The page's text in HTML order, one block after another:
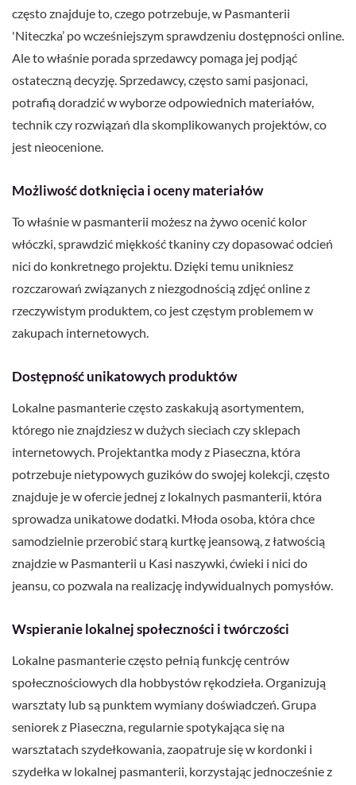
często znajduje to, czego potrzebuje, w Pasmanterii
'Niteczka’ po wcześniejszym sprawdzeniu dostępności online.
Ale to właśnie porada sprzedawcy pomaga jej podjąć
ostateczną decyzję. Sprzedawcy, często sami pasjonaci,
potrafią doradzić w wyborze odpowiednich materiałów,
technik czy rozwiązań dla skomplikowanych projektów, co
jest nieocenione.
Możliwość dotknięcia i oceny materiałów
To właśnie w pasmanterii możesz na żywo ocenić kolor
włóczki, sprawdzić miękkość tkaniny czy dopasować odcień
nici do konkretnego projektu. Dzięki temu unikniesz
rozczarowań związanych z niezgodnością zdjęć online z
rzeczywistym produktem, co jest częstym problemem w
zakupach internetowych.
Dostępność unikatowych produktów
Lokalne pasmanterie często zaskakują asortymentem,
którego nie znajdziesz w dużych sieciach czy sklepach
internetowych. Projektantka mody z Piaseczna, która
potrzebuje nietypowych guzików do swojej kolekcji, często
znajduje je w ofercie jednej z lokalnych pasmanterii, która
sprowadza unikatowe dodatki. Młoda osoba, która chce
samodzielnie przerobić starą kurtkę jeansową, z łatwością
znajdzie w Pasmanterii u Kasi naszywki, ćwieki i nici do
jeansu, co pozwala na realizację indywidualnych pomysłów.
Wspieranie lokalnej społeczności i twórczości
Lokalne pasmanterie często pełnią funkcję centrów
społecznościowych dla hobbystów rękodzieła. Organizują
warsztaty lub są punktem wymiany doświadczeń. Grupa
seniorek z Piaseczna, regularnie spotykająca się na
warsztatach szydełkowania, zaopatruje się w kordonki i
szydełka w lokalnej pasmanterii, korzystając jednocześnie z